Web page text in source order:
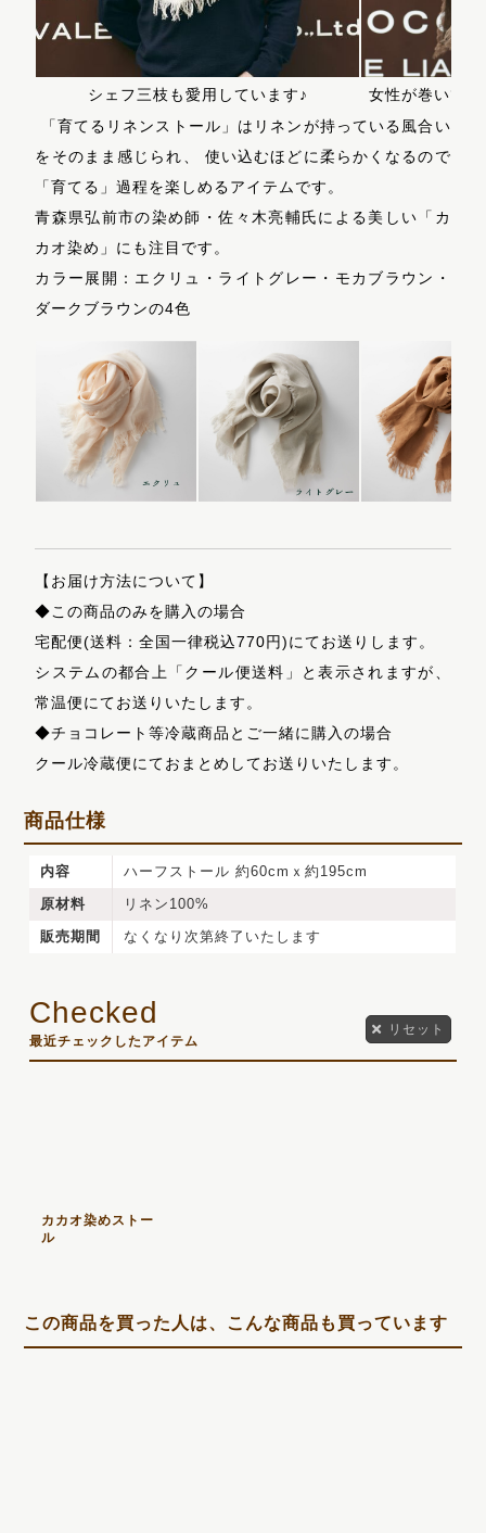
シェフ三枝も愛用しています♪
女性が巻いて
「育てるリネンストール」はリネンが持っている風合い
をそのまま感じられ、 使い込むほどに柔らかくなるので
「育てる」過程を楽しめるアイテムです。
青森県弘前市の染め師・佐々木亮輔氏による美しい「カ
カオ染め」にも注目です。
カラー展開：エクリュ・ライトグレー・モカブラウン・
ダークブラウンの4色
【お届け方法について】
◆この商品のみを購入の場合
宅配便(送料：全国一律税込770円)にてお送りします。
システムの都合上「クール便送料」と表示されますが、
常温便にてお送りいたします。
◆チョコレート等冷蔵商品とご一緒に購入の場合
クール冷蔵便にておまとめしてお送りいたします。
商品仕様
内容
ハーフストール 約60cmｘ約195cm
原材料
リネン100%
販売期間
なくなり次第終了いたします
最近チェックしたアイテム
リセット
カカオ染めストー
ル
この商品を買った人は、こんな商品も買っています